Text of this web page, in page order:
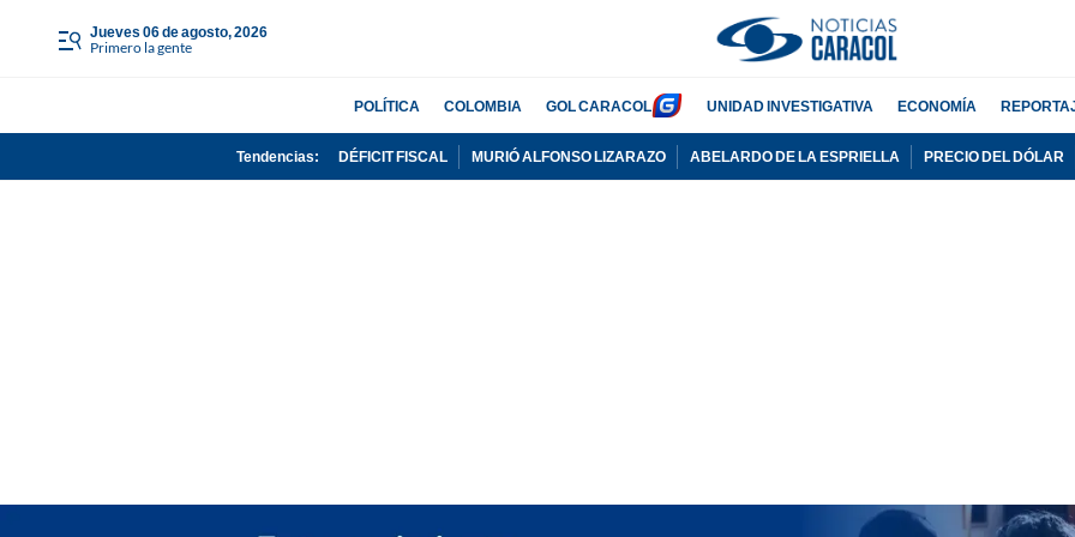
jueves 06 de agosto, 2026
Primero la gente
POLÍTICA COLOMBIA GOL CARACOL UNIDAD INVESTIGATIVA ECONOMÍA
Tendencias: DÉFICIT FISCAL MURIÓ ALFONSO LIZARAZO ABELARDO DE LA ESPRIELLA PRECIO DEL DÓLAR